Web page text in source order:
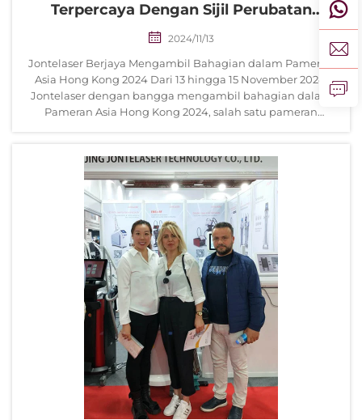
Terpercaya Dengan Sijil Perubatan
Lengkap
2024/11/13
Jontelaser Berjaya Mengambil Bahagian dalam Pameran
Asia Hong Kong 2024 Dari 13 hingga 15 November 2024,
Jontelaser dengan bangga mengambil bahagian dalam
Pameran Asia Hong Kong 2024, salah satu pameran